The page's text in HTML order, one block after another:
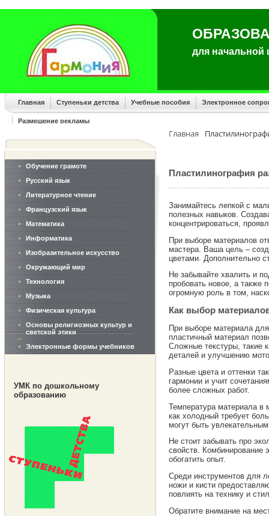
для
Главная Ступеньки детства Учебные пособия Электронное
Размещение рекламы
Обучение грамоте
Русский язык
Литературное чтение
Французский язык
Математика
Информатика
Изобразительное искусство
Окружающий мир
Технология
Музыка
Физическая культура
Основы религиозных культур и
светской этики
Электронные формы учебников
УМК по дошкольному
образованию
Главная
Пластилинография
Занимайтесь лепкой с
полезных навыков.
концентрироваться,
При выборе материалов
мастера. Ваша цель –
цветами. Дополнительно
Не забывайте хвалить и
пробовать новое, а также
огромную роль в том,
Как выбор
При выборе материала
пластичный материал
Сложные текстуры, такие
деталей и улучшению
Разные цвета и оттенки
гармонии и учит
более сложных работ.
Температура материала в
как холодный требует
могут быть
Не стоит забывать про
свойств. Комбинирование
обогатить опыт.
Среди инструментов для
ножи и кисти
повлиять на технику и
Обратите внимание на